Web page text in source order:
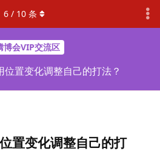
博会VIP交流区
置变化调整自己的打法？
6 / 10 条
置变化调整自己的打